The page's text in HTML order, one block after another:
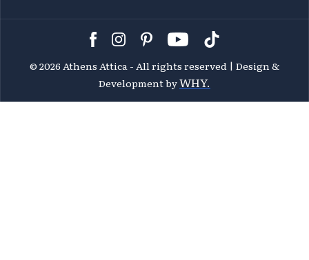
© 2026 Athens Attica - All rights reserved | Design &
Development byWHY.